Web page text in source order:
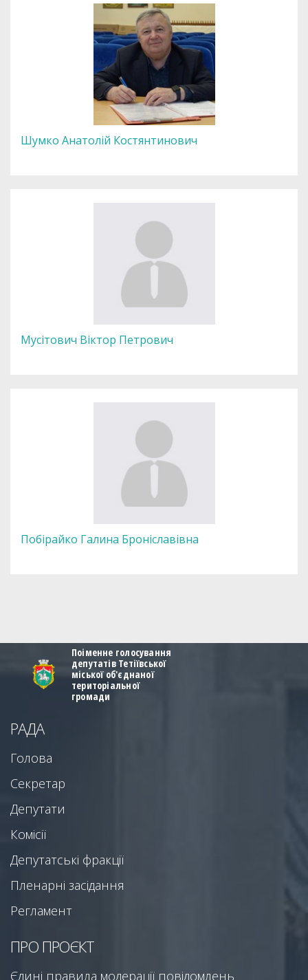
Шумко Анатолій Костянтинович
Мусітович Віктор Петрович
Побірайко Галина Броніславівна
Поіменне голосування
депутатів Тетіївської
міської об'єднаної
територіальної
громади
РАДА
Голова
Секретар
Депутати
Комісії
Депутатські фракції
Пленарні засідання
Регламент
ПРО ПРОЄКТ
Єдині правила модерації повідомлень